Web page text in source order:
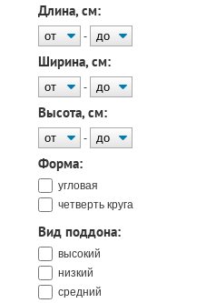
Domani-Spa
Dto
Erlit
Esbano
Frank
Loranto
Melodia
Niagara
Nivis
Orans
Royal Bath
Sapbox
Timo
Triton
Длина, см:
-
Ширина, см:
-
Высота, см:
-
Форма:
угловая
четверть круга
Вид поддона:
высокий
низкий
средний